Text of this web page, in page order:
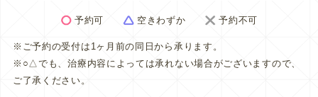
予約可 空きわずか 予約不可
※ご予約の受付は1ヶ月前の同日から承ります。
※○△でも、治療内容によっては承れない場合がございますので、
ご了承ください。